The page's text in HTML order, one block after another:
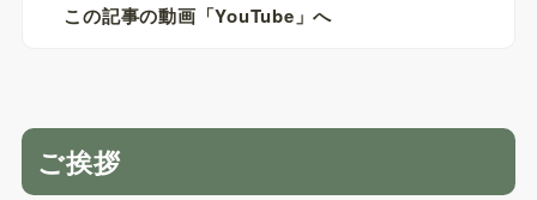
この記事の動画「YouTube」へ
ご挨拶